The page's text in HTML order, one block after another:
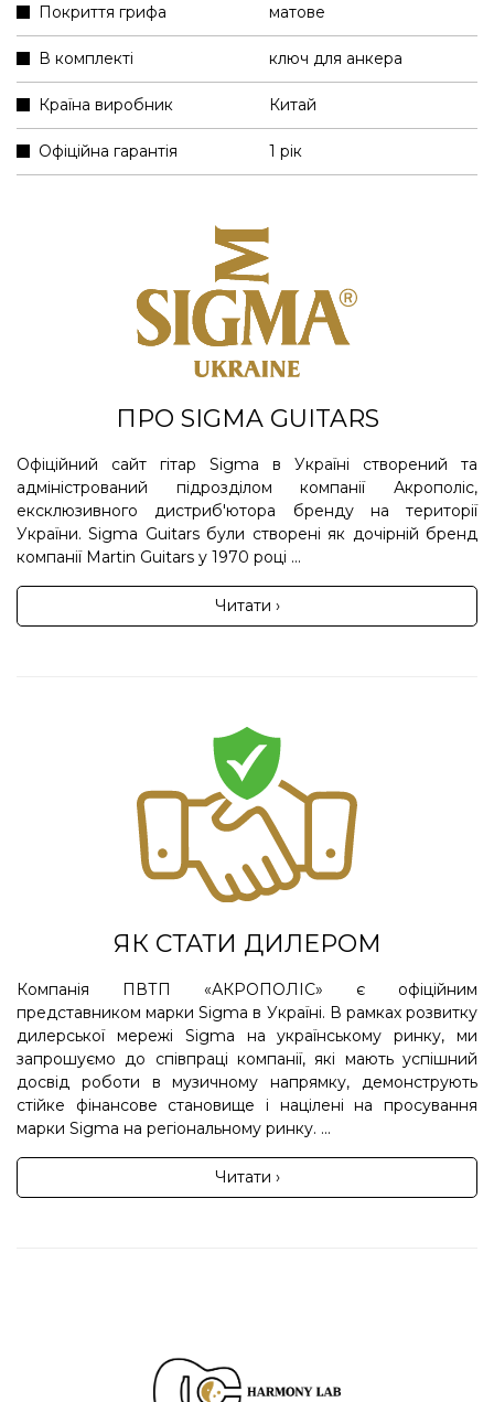
Покриття грифа матове
В комплекті ключ для анкера
Країна виробник Китай
Офіційна гарантія 1 рік
ПРО SIGMA GUITARS
Офіційний сайт гітар Sigma в Україні створений та
адміністрований підрозділом компанії Акрополіс,
ексклюзивного дистриб'ютора бренду на території
України. Sigma Guitars були створені як дочірній бренд
компанії Martin Guitars у 1970 році ...
Читати ›
ЯК СТАТИ ДИЛЕРОМ
Компанія ПВТП «АКРОПОЛІС» є офіційним
представником марки Sigma в Україні. В рамках розвитку
дилерської мережі Sigma на українському ринку, ми
запрошуємо до співпраці компанії, які мають успішний
досвід роботи в музичному напрямку, демонструють
стійке фінансове становище і націлені на просування
марки Sigma на регіональному ринку. ...
Читати ›